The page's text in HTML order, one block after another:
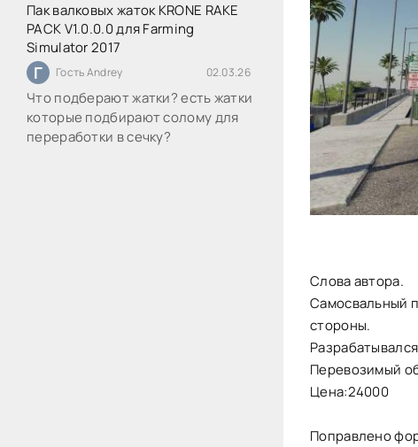
Пак валковых жаток KRONE RAKE
PACK V1.0.0.0 для Farming
Simulator 2017
Г Гость Andrey 02.03.26
Что подберают жатки? есть жатки
которые подбирают солому для
переработки в сечку?
Слова автора.
Самосвальный
стороны.
Перевозимый
Цена:24000
Поправлено